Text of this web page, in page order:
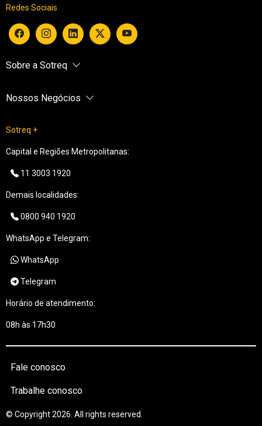
Redes Sociais
Sobre a Sotreq
Nossos Negócios
Sotreq +
Capital e Regiões Metropolitanas:
11 3003 1920
Demais localidades:
0800 940 1920
WhatsApp e Telegram:
WhatsApp
Telegram
Horário de atendimento:
08h às 17h30
Fale conosco
Trabalhe conosco
© Copyright 2026. All rights reserved.